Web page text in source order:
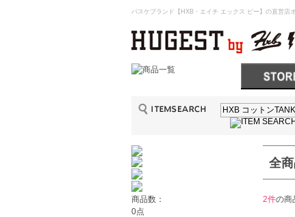
バスケブランド【HXB・エイチ エックス ビー】の直営店
全
2件の商
商品数：
0点